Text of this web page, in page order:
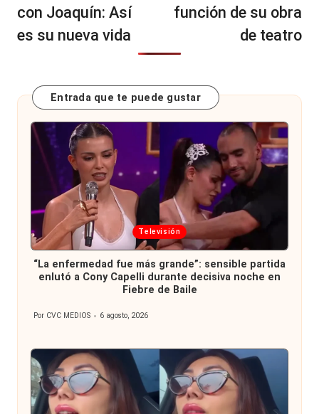
con Joaquín: Así
es su nueva vida
función de su obra
de teatro
Entrada que te puede gustar
Publicada
en
Televisión
“La enfermedad fue más grande”: sensible partida
enlutó a Cony Capelli durante decisiva noche en
Fiebre de Baile
Publicado
Por CVC MEDIOS 6 agosto, 2026